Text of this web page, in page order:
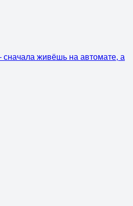
живёшь на автомате, а